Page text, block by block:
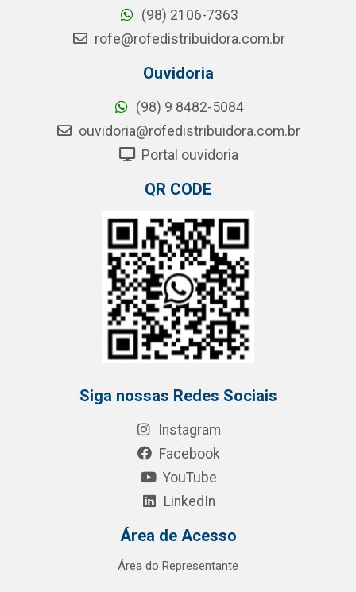
(98) 2106-7363
rofe@rofedistribuidora.com.br
Ouvidoria
(98) 9 8482-5084
ouvidoria@rofedistribuidora.com.br
Portal ouvidoria
QR CODE
Siga nossas Redes Sociais
Instagram
Facebook
YouTube
LinkedIn
Área de Acesso
Área do Representante